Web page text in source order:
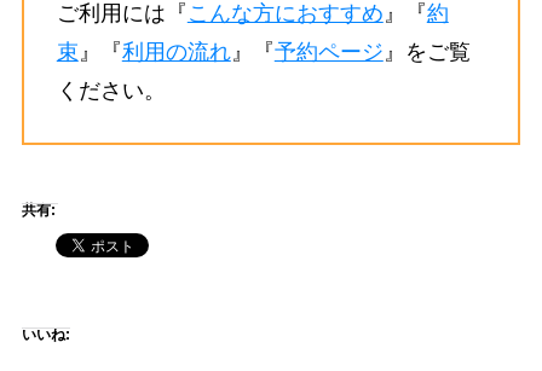
ご利用には『 こんな方におすすめ』『約
束』『利用の流れ』『予約ページ』をご覧
ください。
共有:
いいね: